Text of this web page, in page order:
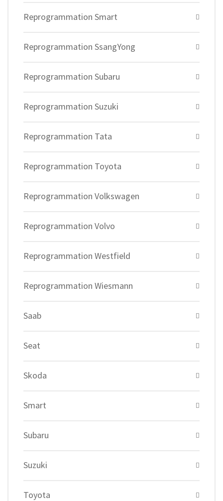
Reprogrammation Smart
Reprogrammation SsangYong
Reprogrammation Subaru
Reprogrammation Suzuki
Reprogrammation Tata
Reprogrammation Toyota
Reprogrammation Volkswagen
Reprogrammation Volvo
Reprogrammation Westfield
Reprogrammation Wiesmann
Saab
Seat
Skoda
Smart
Subaru
Suzuki
Toyota